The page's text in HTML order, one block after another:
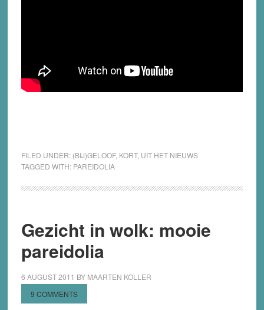
FILED UNDER: (BIJ)GELOOF, KORT, UIT HET NIEUWS
TAGGED WITH: PAREIDOLIA
Gezicht in wolk: mooie
pareidolia
6 AUGUST 2011 BY MAARTEN KOLLER
9 COMMENTS